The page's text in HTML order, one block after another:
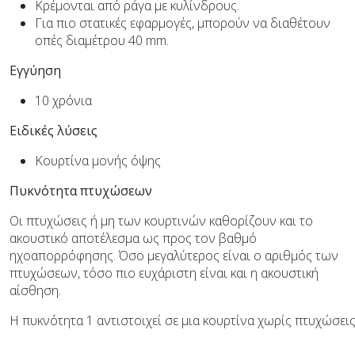
Κρέμονται από ράγα με κυλίνδρους.
Για πιο στατικές εφαρμογές, μπορούν να διαθέτουν
οπές διαμέτρου 40 mm.
Εγγύηση
10 χρόνια
Ειδικές λύσεις
Κουρτίνα μονής όψης
Πυκνότητα πτυχώσεων
Οι πτυχώσεις ή μη των κουρτινών καθορίζουν και το
ακουστικό αποτέλεσμα ως προς τον βαθμό
ηχοαπορρόφησης. Όσο μεγαλύτερος είναι ο αριθμός των
πτυχώσεων, τόσο πιο ευχάριστη είναι και η ακουστική
αίσθηση.
Η πυκνότητα 1 αντιστοιχεί σε μια κουρτίνα χωρίς